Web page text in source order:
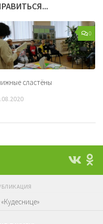
0
сластёны